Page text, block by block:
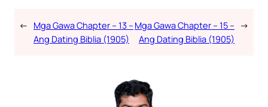
← Mga Gawa Chapter – 13 –
Ang Dating Biblia (1905)
Mga Gawa Chapter – 15 –
Ang Dating Biblia (1905)
→